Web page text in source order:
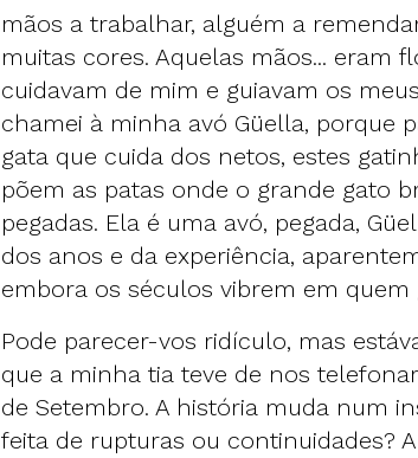
mãos a trabalhar, alguém a
muitas cores. Aquelas mãos... eram
cuidavam de mim e guiavam os
chamei à minha avó Güella, porque
gata que cuida dos netos, estes
põem as patas onde o grande gato
pegadas. Ela é uma avó, pegada,
dos anos e da experiência,
embora os séculos vibrem em quem
Pode parecer-vos ridículo, mas
que a minha tia teve de nos
de Setembro. A história muda num
feita de rupturas ou continuidades?